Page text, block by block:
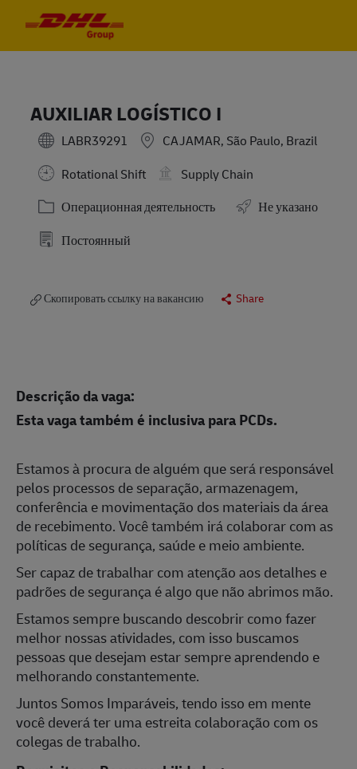
AUXILIAR LOGÍSTICO I
LABR39291
CAJAMAR, São Paulo, Brazil
Rotational Shift
Supply Chain
Категория
Операционная деятельность
Не указано
Постоянный
Скопировать ссылку на вакансию Share
Descrição da vaga:
Esta vaga também é inclusiva para PCDs.
Estamos à procura de alguém que será responsável
pelos processos de separação, armazenagem,
conferência e movimentação dos materiais da área
de recebimento. Você também irá colaborar com as
políticas de segurança, saúde e meio ambiente.
Ser capaz de trabalhar com atenção aos detalhes e
padrões de segurança é algo que não abrimos mão.
Estamos sempre buscando descobrir como fazer
melhor nossas atividades, com isso buscamos
pessoas que desejam estar sempre aprendendo e
melhorando constantemente.
Juntos Somos Imparáveis, tendo isso em mente
você deverá ter uma estreita colaboração com os
colegas de trabalho.